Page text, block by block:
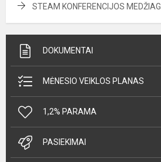
STEAM KONFERENCIJOS
DOKUMENTAI
MĖNESIO VEIKLOS PLANAS
1,2% PARAMA
PASIEKIMAI